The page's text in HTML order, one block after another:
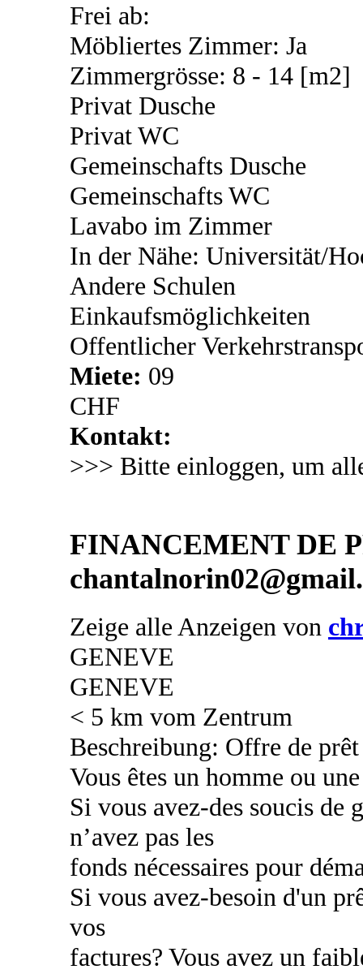
Frei ab:
Möbliertes Zimmer: Ja
Zimmergrösse: 8 - 14 [m2]
Privat Dusche
Privat WC
Gemeinschafts Dusche
Gemeinschafts WC
Lavabo im Zimmer
In der Nähe: Universität/
Andere Schulen
Einkaufsmöglichkeiten
Offentlicher
Miete: 09
CHF
Kontakt:
>>> Bitte einloggen, um
FINANCEMENT DE
Zeige alle Anzeigen von
GENEVE
GENEVE
< 5 km vom Zentrum
Beschreibung: Offre de
Vous êtes un homme ou
Si vous avez-des soucis de
n’avez pas les
fonds nécessaires pour
Si vous avez-besoin d'un
vos
factures? Vous avez un